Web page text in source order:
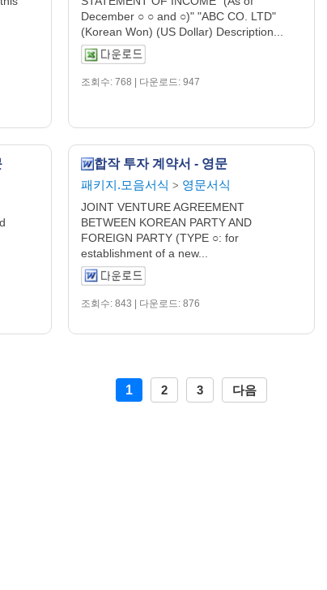
December ○ ○ and ○)" "ABC CO. LTD"
(Korean Won) (US Dollar) Description...
조회수: 768 | 다운로드: 947
합작 투자 계약서 - 영문
패키지.모음서식 > 영문서식
JOINT VENTURE AGREEMENT
BETWEEN KOREAN PARTY AND
FOREIGN PARTY (TYPE ○: for
establishment of a new...
조회수: 843 | 다운로드: 876
1 2 3 다음